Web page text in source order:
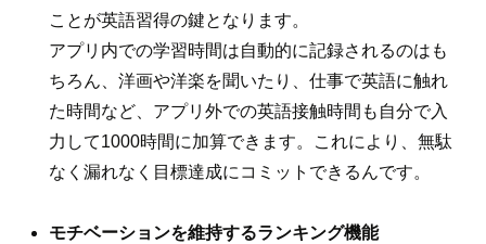
ことが英語習得の鍵となります。
アプリ内での学習時間は自動的に記録されるのはも
ちろん、洋画や洋楽を聞いたり、仕事で英語に触れ
た時間など、アプリ外での英語接触時間も自分で入
力して1000時間に加算できます。これにより、無駄
なく漏れなく目標達成にコミットできるんです。
モチベーションを維持するランキング機能